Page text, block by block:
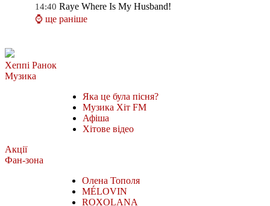
14:40 Raye Where Is My Husband!
⌚ ще раніше
Хеппі Ранок
Музика
Яка це була пісня?
Музика Хіт FM
Афіша
Хітове відео
Акції
Фан-зона
Олена Тополя
MÉLOVIN
ROXOLANA